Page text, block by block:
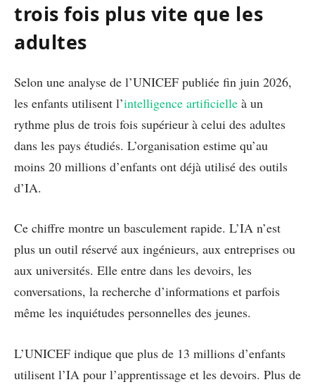
trois fois plus vite que les
adultes
Selon une analyse de l’UNICEF publiée fin juin 2026,
les enfants utilisent l’intelligence artificielle à un
rythme plus de trois fois supérieur à celui des adultes
dans les pays étudiés. L’organisation estime qu’au
moins 20 millions d’enfants ont déjà utilisé des outils
d’IA.
Ce chiffre montre un basculement rapide. L’IA n’est
plus un outil réservé aux ingénieurs, aux entreprises ou
aux universités. Elle entre dans les devoirs, les
conversations, la recherche d’informations et parfois
même les inquiétudes personnelles des jeunes.
L’UNICEF indique que plus de 13 millions d’enfants
utilisent l’IA pour l’apprentissage et les devoirs. Plus de